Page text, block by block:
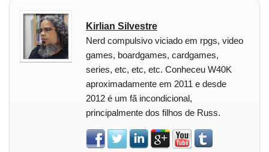
Kirlian Silvestre
Nerd compulsivo viciado em rpgs, video
games, boardgames, cardgames,
series, etc, etc, etc. Conheceu W40K
aproximadamente em 2011 e desde
2012 é um fã incondicional,
principalmente dos filhos de Russ.